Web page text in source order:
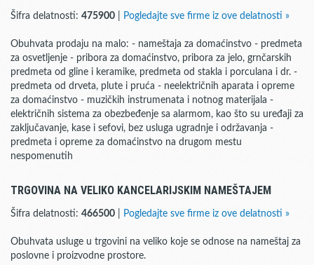
Šifra delatnosti: 475900 Pogledajte sve firme iz ove delatnosti »
Obuhvata prodaju na malo: - nameštaja za domaćinstvo - predmeta
za osvetljenje - pribora za domaćinstvo, pribora za jelo, grnčarskih
predmeta od gline i keramike, predmeta od stakla i porculana i dr. -
predmeta od drveta, plute i pruća - neelektričnih aparata i opreme
za domaćinstvo - muzičkih instrumenata i notnog materijala -
električnih sistema za obezbeđenje sa alarmom, kao što su uređaji za
zaključavanje, kase i sefovi, bez usluga ugradnje i održavanja -
predmeta i opreme za domaćinstvo na drugom mestu
nespomenutih
TRGOVINA NA VELIKO KANCELARIJSKIM NAMEŠTAJEM
Šifra delatnosti: 466500 Pogledajte sve firme iz ove delatnosti »
Obuhvata usluge u trgovini na veliko koje se odnose na nameštaj za
poslovne i proizvodne prostore.